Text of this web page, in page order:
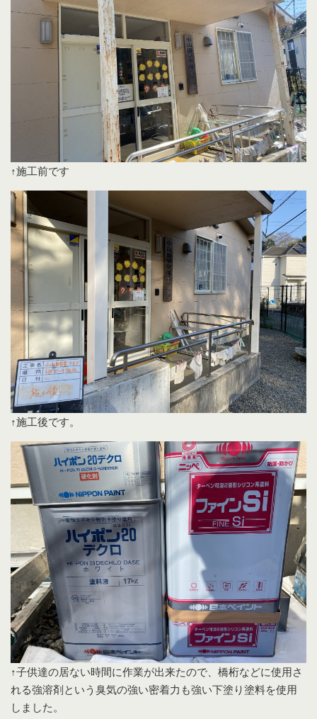
↑施工前です
↑施工後です。
↑子供達の居ない時間に作業が出来たので、橋桁などに使用さ
れる強溶剤という臭気の強い密着力も強い下塗り塗料を使用
しました。